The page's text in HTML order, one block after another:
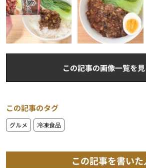
この記事の画像一覧を見
この記事のタグ
グルメ 冷凍食品
この記事を書いた